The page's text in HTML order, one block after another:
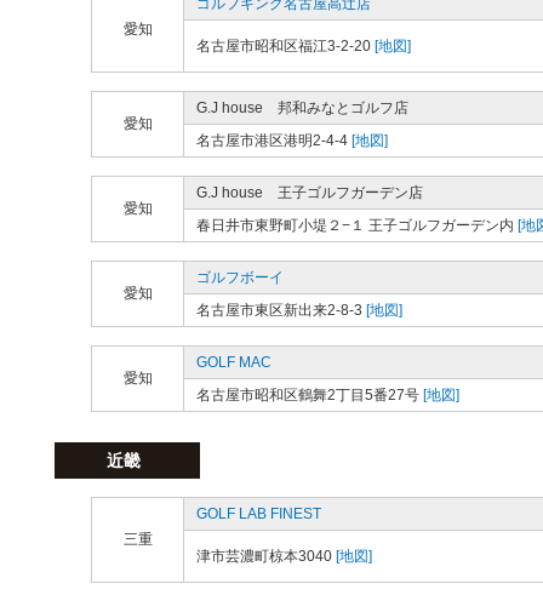
愛知
ゴルフキング名古屋高辻店
名古屋市昭和区福江3-2-20 [地図]
愛知
G.J house 邦和みなとゴルフ店
名古屋市港区港明2-4-4 [地図]
愛知
G.J house 王子ゴルフガーデン店
春日井市東野町小堤２−１ 王子ゴルフガーデン内 [地
愛知
ゴルフボーイ
名古屋市東区新出来2-8-3 [地図]
愛知
GOLF MAC
名古屋市昭和区鶴舞2丁目5番27号 [地図]
近畿
三重
GOLF LAB FINEST
津市芸濃町椋本3040 [地図]